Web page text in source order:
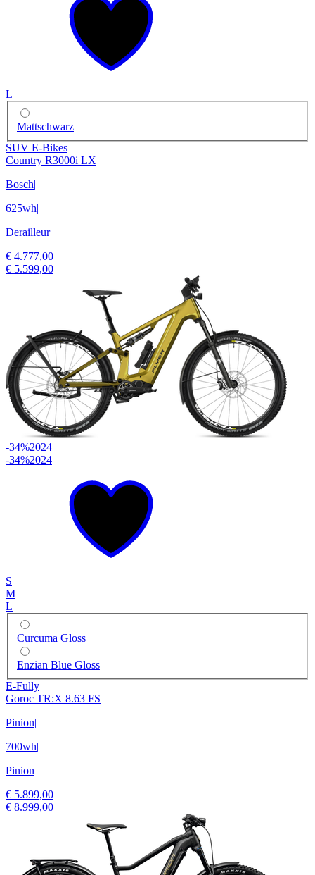
L
Mattschwarz
SUV E-Bikes
Country R3000i LX
Bosch|
625wh|
Derailleur
€ 4.777,00
€ 5.599,00
-34%2024
-34%2024
S
M
L
Curcuma Gloss
Enzian Blue Gloss
E-Fully
Goroc TR:X 8.63 FS
Pinion|
700wh|
Pinion
€ 5.899,00
€ 8.999,00